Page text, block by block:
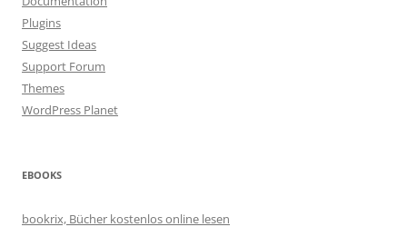
Plugins
Suggest Ideas
Support Forum
Themes
WordPress Planet
EBOOKS
bookrix, Bücher kostenlos online lesen